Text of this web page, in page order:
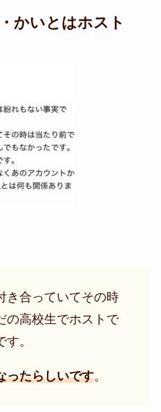
かいとはホスト
き合っていてその時
の高校生でホストで
。
ったらしいです。